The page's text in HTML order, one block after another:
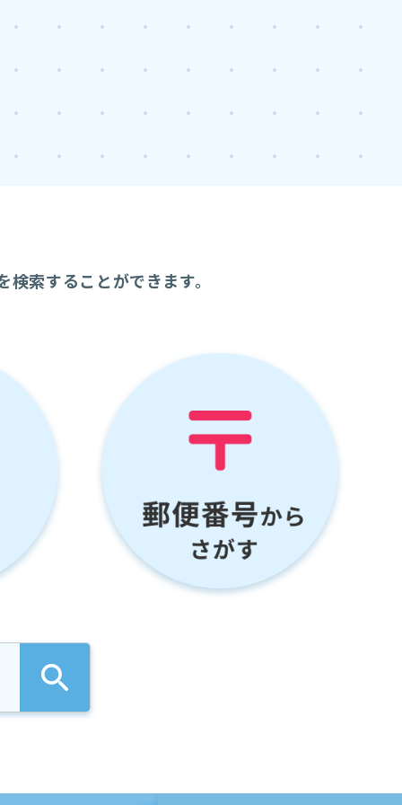
索することができます。